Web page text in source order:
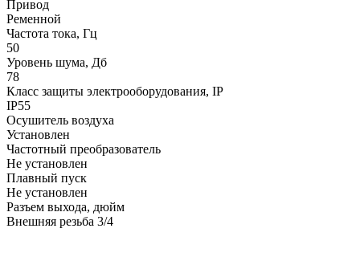
Привод
Ременной
Частота тока, Гц
50
Уровень шума, Дб
78
Класс защиты электрооборудования, IP
IP55
Осушитель воздуха
Установлен
Частотный преобразователь
Не установлен
Плавный пуск
Не установлен
Разъем выхода, дюйм
Внешняя резьба 3/4